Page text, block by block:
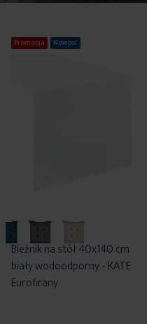
Promocja Nowość
Bieżnik na stół 40x140 cm
biały wodoodporny - KATE
Eurofirany